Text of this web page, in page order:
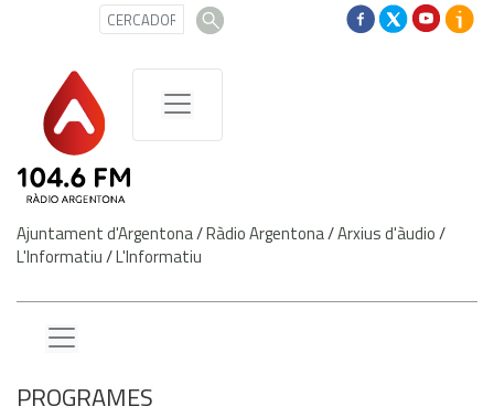
Ajuntament d'Argentona/Ràdio Argentona/Arxius d'àudio/
L'Informatiu/L'Informatiu
PROGRAMES